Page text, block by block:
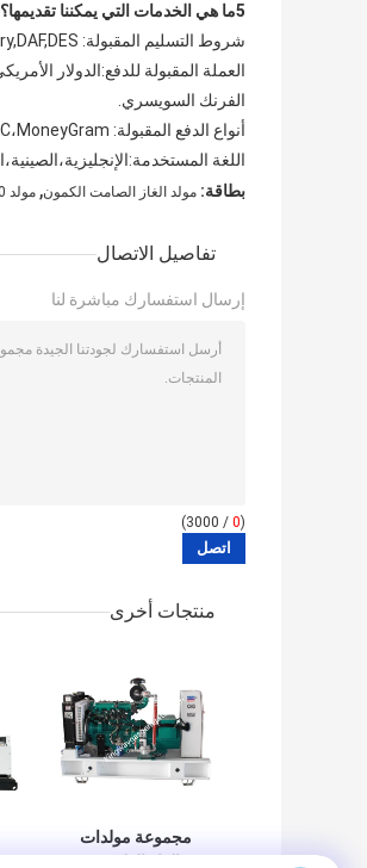
5ما هي الخدمات التي يمكننا تقديمها؟
شروط التسليم المقبولة: FOB,CFR,CIF,EXW,FAS,CIP,FCA,CPT,DEQ,DDP,DDU,Express Delivery,DAF,DES
الفرنك السويسري.
أنواع الدفع المقبولة: T/T،L/C،MoneyGram، بطاقة الائتمان،PayPal،Western Union، نقداً.
اللغة
بطاقة: مولد الغاز الصامت الكمون, مولد 150 كيلو فولت أمبير 120 كيلو واط
تفاصيل الاتصال
إرسال استفسارك مباشرة لنا
(
0
/ 3000)
منتجات أخرى
مجموعة مولدات